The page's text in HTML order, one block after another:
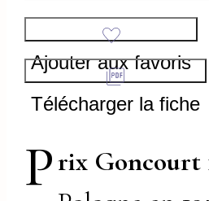
Ajouter aux favoris
Télécharger la fiche
Prix Goncourt